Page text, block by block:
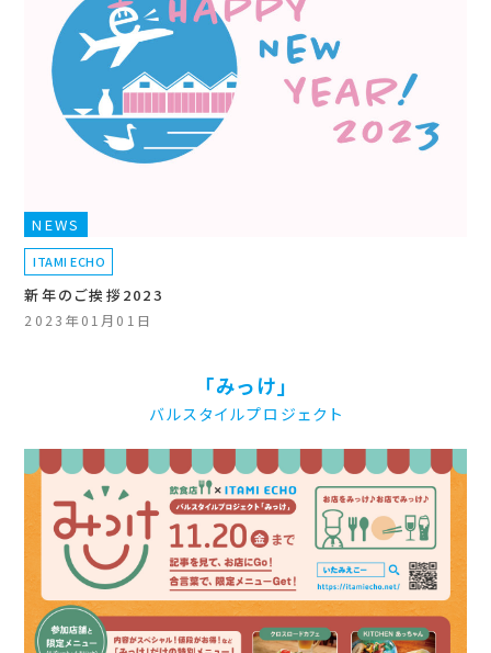
NEWS
ITAMI ECHO
新年のご挨拶2023
2023年01月01日
「みっけ」
バルスタイルプロジェクト